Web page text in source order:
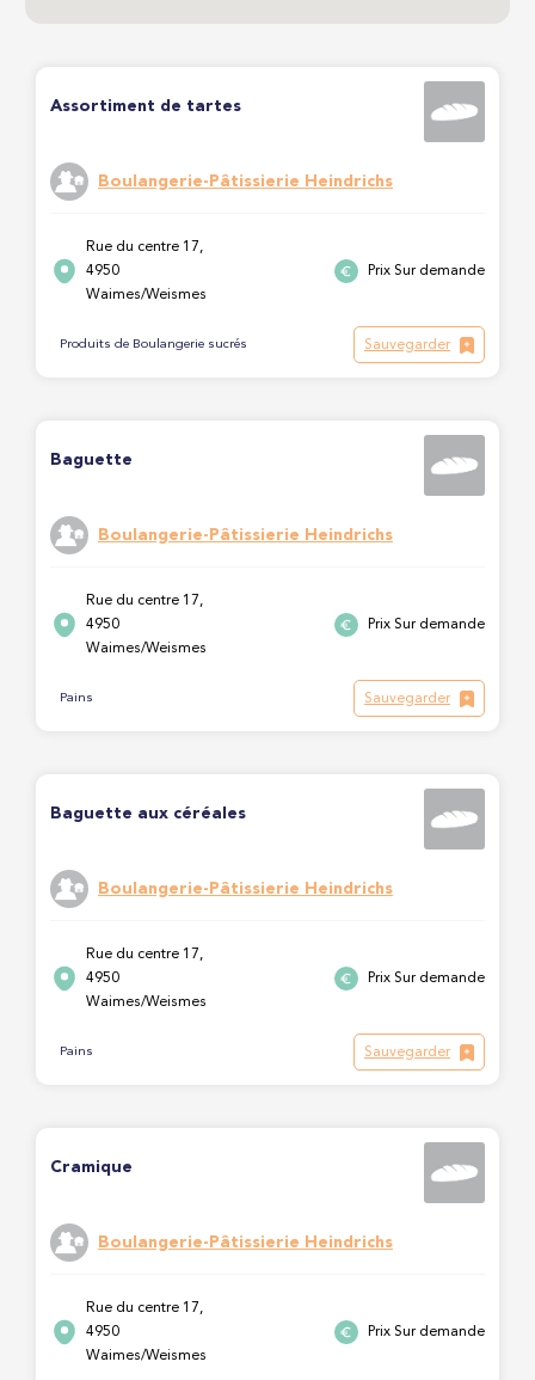
Assortiment de tartes
Boulangerie-Pâtissierie Heindrichs
Rue du centre 17,
4950
Waimes/Weismes
Prix Sur demande
Produits de Boulangerie sucrés Sauvegarder
Baguette
Boulangerie-Pâtissierie Heindrichs
Rue du centre 17,
4950
Waimes/Weismes
Prix Sur demande
Pains Sauvegarder
Baguette aux céréales
Boulangerie-Pâtissierie Heindrichs
Rue du centre 17,
4950
Waimes/Weismes
Prix Sur demande
Pains Sauvegarder
Cramique
Boulangerie-Pâtissierie Heindrichs
Rue du centre 17,
4950
Waimes/Weismes
Prix Sur demande